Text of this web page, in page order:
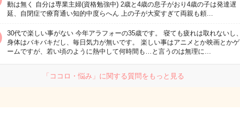
動は無く 自分は専業主婦(資格勉強中) 2歳と4歳の息子がおり4歳の子は発達遅
延、自閉症で療育通い知的中度らへん 上の子が大変すぎて両親も頼…
30代で楽しい事がない 今年アラフォーの35歳です。 寝ても疲れは取れないし、
身体はバキバキだし、毎日気力が無いです。 楽しい事はアニメとか映画とかゲ
ームですが、若い頃のように熱中して何時間も…と言うのは無理に…
「ココロ・悩み」に関する質問をもっと見る